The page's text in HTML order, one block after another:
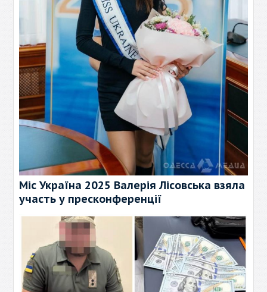
Міс Україна 2025 Валерія Лісовська взяла
участь у пресконференції